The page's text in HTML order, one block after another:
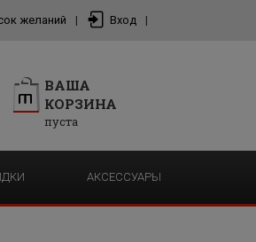
желаний | Вход |
ВАША
КОРЗИНА
пуста
АКСЕССУАРЫ